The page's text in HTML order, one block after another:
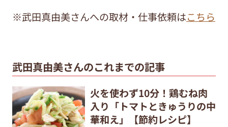
※武田真由美さんへの取材・仕事依頼はこちら
武田真由美さんのこれまでの記事
火を使わず10分！鶏むね肉
入り「トマトときゅうりの中
華和え」【節約レシピ】